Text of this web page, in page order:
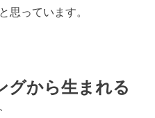
思っています。
グから生まれる